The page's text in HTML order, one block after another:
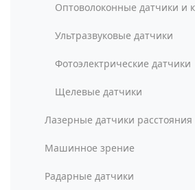
Оптоволоконные датчики и
Ультразвуковые датчики
Фотоэлектрические датчики
Щелевые датчики
Лазерные датчики расстояния
Машинное зрение
Радарные датчики